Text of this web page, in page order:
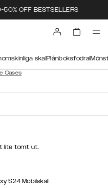
50% OFF BESTSELLERS
Cases
skal Plånboksfodral
lite tomt ut.
S24 Mobilskal